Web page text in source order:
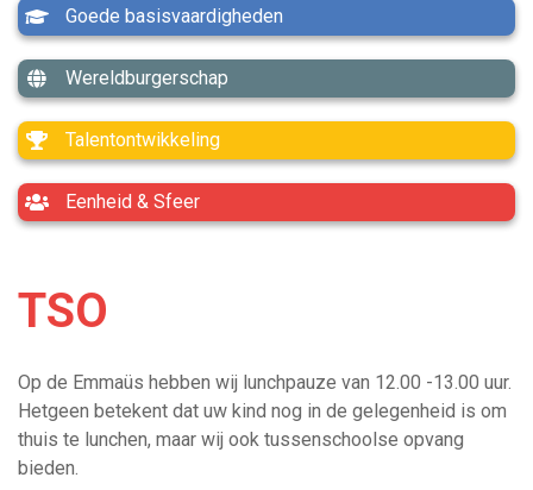
Goede basisvaardigheden
Wereldburgerschap
Talentontwikkeling
Eenheid & Sfeer
TSO
Op de Emmaüs hebben wij lunchpauze van 12.00 -13.00 uur.
Hetgeen betekent dat uw kind nog in de gelegenheid is om
thuis te lunchen, maar wij ook tussenschoolse opvang
bieden.